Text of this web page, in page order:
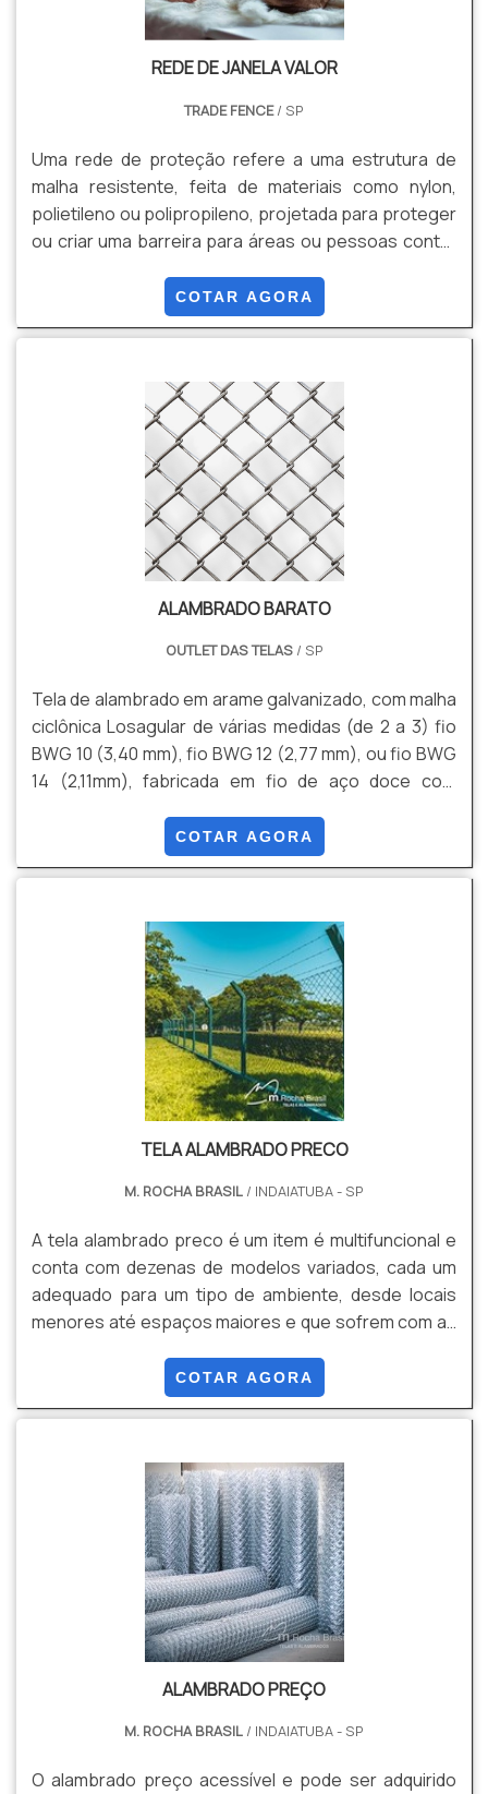
REDE DE JANELA VALOR
TRADE FENCE/ SP
Uma rede de proteção refere a uma estrutura de
malha resistente, feita de materiais como nylon,
polietileno ou polipropileno, projetada para proteger
ou criar uma barreira para áreas ou pessoas contra
contextos. Algumas de suas vantagens são:
Segurança contra Quedas, Proteção de Piscinas,
Estética, Durabilidade e Resistência, Facilidade de
Instalação, Custo-Benefício, entre outros
COTAR AGORA
ALAMBRADO BARATO
OUTLET DAS TELAS/ SP
Tela de alambrado em arame galvanizado, com malha
ciclônica Losagular de várias medidas (de 2 a 3) fio
BWG 10 (3,40 mm), fio BWG 12 (2,77 mm), ou fio BWG
14 (2,11mm), fabricada em fio de aço doce com
acordo com a NBR 5589, galvanizado por imersão em
banho de zinco antes de tecer a malha, com uma
NBR 6331, com acabamento lateral de pontas
COTAR AGORA
TELA ALAMBRADO PRECO
M. ROCHA BRASIL / INDAIATUBA - SP
A tela alambrado preco é um item é multifuncional e
conta com dezenas de modelos variados, cada um
adequado para um tipo de ambiente, desde locais
menores até espaços maiores e que sofrem com as
em Monte Mor e Capivari, sendo alguns dos locais
que podem escolher a tela para alambrado são:
Comércios; Indústrias; Escolas. Modelos de telaUm
dos modelos mais procurados é a tela de alambrado
fabricada espe.
COTAR AGORA
ALAMBRADO PREÇO
M. ROCHA BRASIL / INDAIATUBA - SP
O alambrado preço acessível e pode ser adquirido